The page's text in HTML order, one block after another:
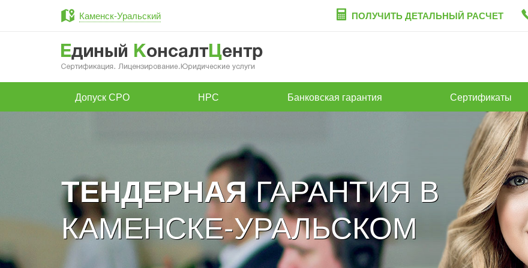
Каменск-Уральский ПОЛУЧИТЬ ДЕТАЛЬНЫЙ РАСЧЕТ
Допуск СРО НРС Банковская гарантия Сертификаты
ТЕНДЕРНАЯГАРАНТИЯ В
КАМЕНСКЕ-УРАЛЬСКОМ